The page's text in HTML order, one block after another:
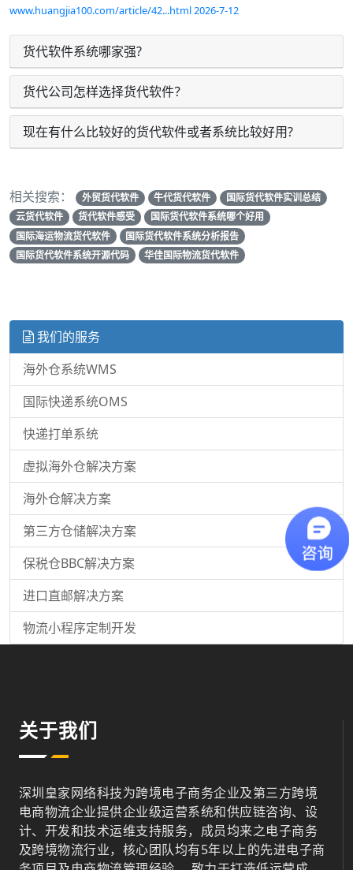
www.huangjia100.com/article/42...html 2026-7-12
货代软件系统哪家强?
货代公司怎样选择货代软件？
现在有什么比较好的货代软件或者系统比较好用?
相关搜索： 外贸货代软件 牛代货代软件
国际货代软件实训总结
云货代软件
货代软件感受
国际货代软件系统哪个好用
国际海运物流货代软件
国际货代软件系统分析报告
国际货代软件系统开源代码
华佳国际物流货代软件
我们的服务
海外仓系统WMS
国际快递系统OMS
快递打单系统
虚拟海外仓解决方案
海外仓解决方案
第三方仓储解决方案
保税仓BBC解决方案
进口直邮解决方案
物流小程序定制开发
关于我们
深圳皇家网络科技为跨境电子商务企业及第三方跨境
电商物流企业提供企业级运营系统和供应链咨询、设
计、开发和技术运维支持服务，成员均来之电子商务
及跨境物流行业，核心团队均有5年以上的先进电子商